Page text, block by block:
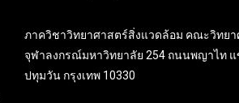
ภาควิชาวิทยาศาสตร์สิ่งแวดล้อม คณะวิทยา
จุฬาลงกรณ์มหาวิทยาลัย 254 ถนนพญาไท แ
ปทุมวัน กรุงเทพ 10330